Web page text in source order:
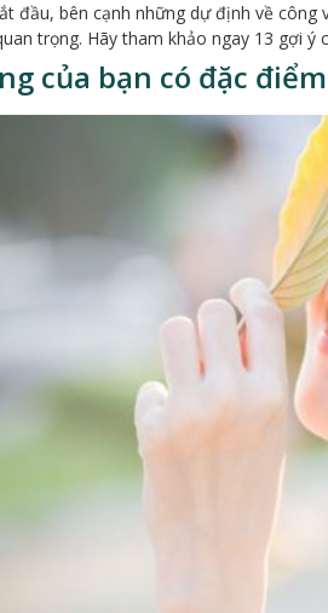
đầu, bên cạnh những dự định về
trọng. Hãy tham khảo ngay 13 gợi
của bạn có đặc